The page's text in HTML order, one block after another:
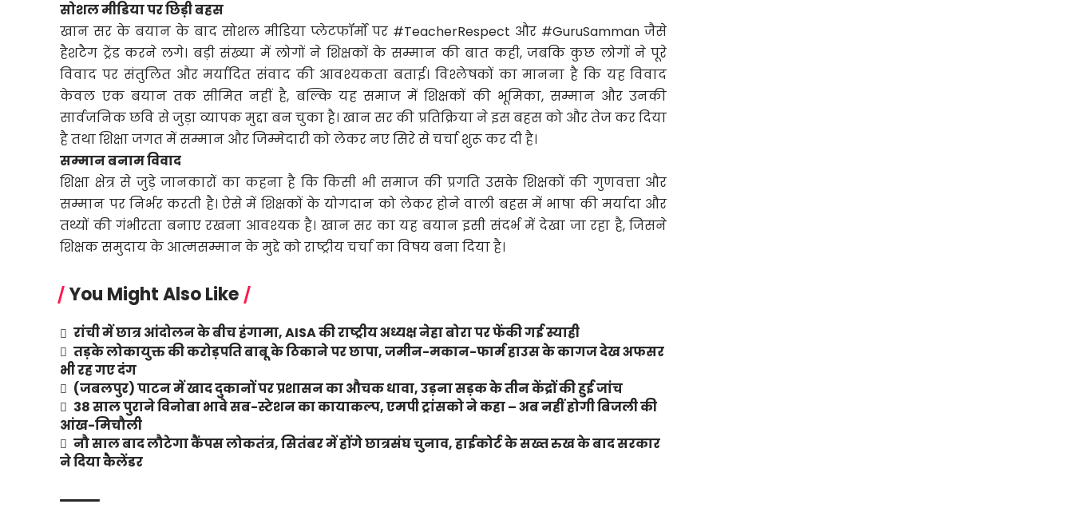
सोशल मीडिया पर छिड़ी बहस
खान सर के बयान के बाद सोशल मीडिया प्लेटफॉर्मों पर #TeacherRespect और #GuruSamman जैसे
हैशटैग ट्रेंड करने लगे। बड़ी संख्या में लोगों ने शिक्षकों के सम्मान की बात कही, जबकि कुछ लोगों ने पूरे
विवाद पर संतुलित और मर्यादित संवाद की आवश्यकता बताई। विश्लेषकों का मानना है कि यह विवाद
केवल एक बयान तक सीमित नहीं है, बल्कि यह समाज में शिक्षकों की भूमिका, सम्मान और उनकी
सार्वजनिक छवि से जुड़ा व्यापक मुद्दा बन चुका है। खान सर की प्रतिक्रिया ने इस बहस को और तेज कर दिया
है तथा शिक्षा जगत में सम्मान और जिम्मेदारी को लेकर नए सिरे से चर्चा शुरू कर दी है।
सम्मान बनाम विवाद
शिक्षा क्षेत्र से जुड़े जानकारों का कहना है कि किसी भी समाज की प्रगति उसके शिक्षकों की गुणवत्ता और
सम्मान पर निर्भर करती है। ऐसे में शिक्षकों के योगदान को लेकर होने वाली बहस में भाषा की मर्यादा और
तथ्यों की गंभीरता बनाए रखना आवश्यक है। खान सर का यह बयान इसी संदर्भ में देखा जा रहा है, जिसने
शिक्षक समुदाय के आत्मसम्मान के मुद्दे को राष्ट्रीय चर्चा का विषय बना दिया है।
You Might Also Like
रांची में छात्र आंदोलन के बीच हंगामा, AISA की राष्ट्रीय अध्यक्ष नेहा बोरा पर फेंकी गई स्याही
तड़के लोकायुक्त की करोड़पति बाबू के ठिकाने पर छापा, जमीन-मकान-फार्म हाउस के कागज देख अफसर
भी रह गए दंग
(जबलपुर) पाटन में खाद दुकानों पर प्रशासन का औचक धावा, उड़ना सड़क के तीन केंद्रों की हुई जांच
38 साल पुराने विनोबा भावे सब-स्टेशन का कायाकल्प, एमपी ट्रांसको ने कहा – अब नहीं होगी बिजली की
आंख-मिचौली
नौ साल बाद लौटेगा कैंपस लोकतंत्र, सितंबर में होंगे छात्रसंघ चुनाव, हाईकोर्ट के सख्त रुख के बाद सरकार
ने दिया कैलेंडर